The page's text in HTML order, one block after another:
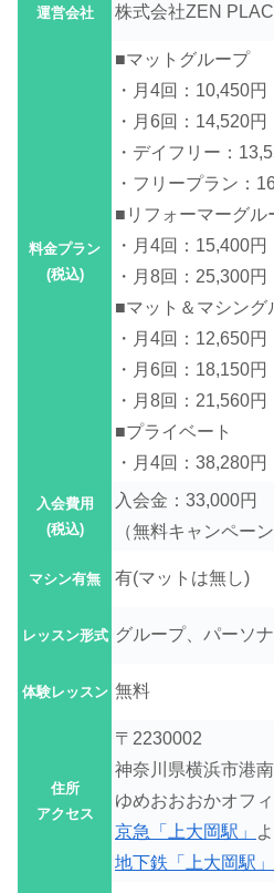
運営会社 株式会社ZEN
料金プラン
(税込)
■マットグループ
・月4回：10,450円
・月6回：14,520円
・デイフリー：
・フリープラン：
■リフォーマーグル
・月4回：15,400円
・月8回：25,300円
■マット＆マシング
・月4回：12,650円
・月6回：18,150円
・月8回：21,560円
■プライベート
・月4回：38,280円
入会費用
(税込)
入会金：33,000円
（無料キャンペーン
マシン有無 有(マットは無し)
レッスン形式 グループ、パーソ
体験レッスン 無料
住所
アクセス
〒2230002
神奈川県横浜市港
ゆめおおおかオフ
京急「上大岡駅」
地下鉄「上大岡駅」